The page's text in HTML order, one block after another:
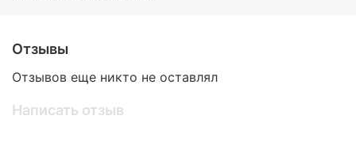
Отзывы
Отзывов еще никто не оставлял
Написать отзыв